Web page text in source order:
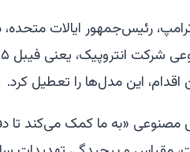
رئیس‌جمهور ایالات
این مدل‌ها را تعطیل کرد.
مصنوعی «به ما کمک می‌کند تا